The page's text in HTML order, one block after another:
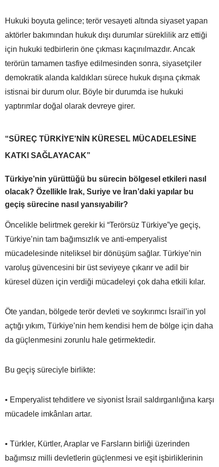
Hukuki boyuta gelince; terör vesayeti altında siyaset yapan
aktörler bakımından hukuk dışı durumlar süreklilik arz ettiği
için hukuki tedbirlerin öne çıkması kaçınılmazdır. Ancak
terörün tamamen tasfiye edilmesinden sonra, siyasetçiler
demokratik alanda kaldıkları sürece hukuk dışına çıkmak
istisnai bir durum olur. Böyle bir durumda ise hukuki
yaptırımlar doğal olarak devreye girer.
“SÜREÇ TÜRKİYE'NİN KÜRESEL MÜCADELESİNE
KATKI SAĞLAYACAK”
Türkiye’nin yürüttüğü bu sürecin bölgesel etkileri nasıl
olacak? Özellikle Irak, Suriye ve İran’daki yapılar bu
geçiş sürecine nasıl yansıyabilir?
Öncelikle belirtmek gerekir ki “Terörsüz Türkiye”ye geçiş,
Türkiye’nin tam bağımsızlık ve anti-emperyalist
mücadelesinde niteliksel bir dönüşüm sağlar. Türkiye’nin
varoluş güvencesini bir üst seviyeye çıkarır ve adil bir
küresel düzen için verdiği mücadeleyi çok daha etkili kılar.
Öte yandan, bölgede terör devleti ve soykırımcı İsrail’in yol
açtığı yıkım, Türkiye’nin hem kendisi hem de bölge için daha
da güçlenmesini zorunlu hale getirmektedir.
Bu geçiş süreciyle birlikte:
• Emperyalist tehditlere ve siyonist İsrail saldırganlığına karşı
mücadele imkânları artar.
• Türkler, Kürtler, Araplar ve Farsların birliği üzerinden
bağımsız milli devletlerin güçlenmesi ve eşit işbirliklerinin